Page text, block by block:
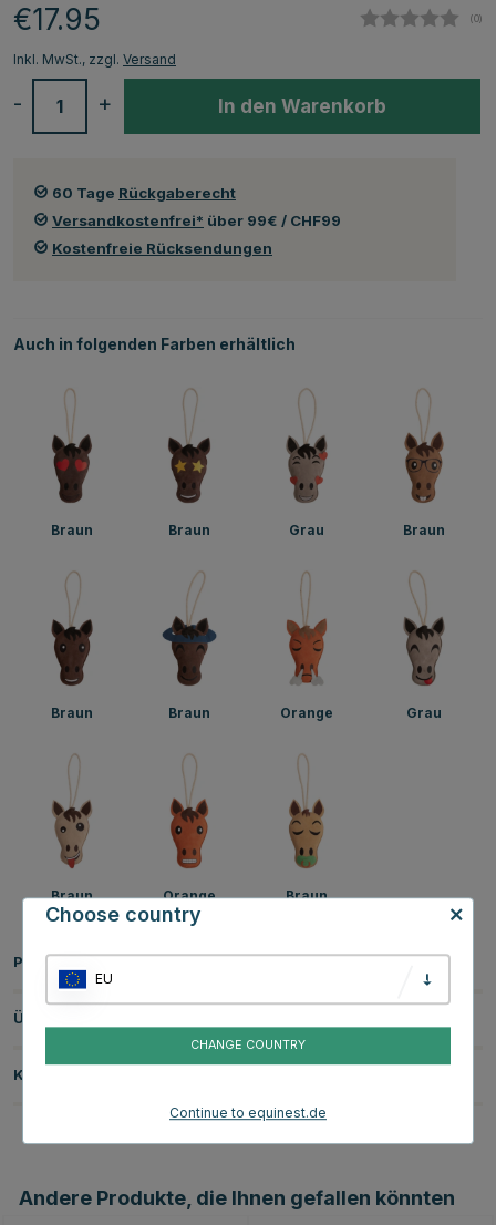
€17.95 (0)
Inkl. MwSt., zzgl. Versand
+
- In den Warenkorb
60 Tage Rückgaberecht
Versandkostenfrei* über 99€ / CHF99
Kostenfreie Rücksendungen
Auch in folgenden Farben erhältlich
Braun Braun Grau Braun
Braun Braun Orange Grau
Braun Orange Braun
Produktinformationen
Über die Marke
Kundenbewertungen
Andere Produkte, die Ihnen gefallen könnten
Choose country
EU
CHANGE COUNTRY
Continue to equinest.de